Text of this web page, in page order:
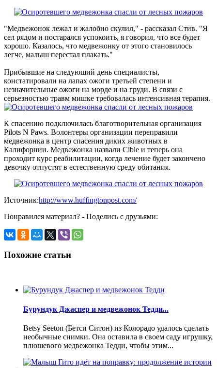
"Медвежонок лежал и жалобно скулил," - рассказал Стив. "Я
сел рядом и постарался успокоить, я говорил, что все будет
хорошо. Казалось, что медвежонку от этого становилось
легче, малыш перестал плакать."
Прибывшие на следующий день специалисты,
констатировали на лапах ожоги третьей степени и
незначительные ожоги на морде и на груди. В связи с
серьезностью травм мишке требовалась интенсивная терапия.
К спасению подключилась благотворительная организация
Pilots N Paws. Волонтеры организации переправили
медвежонка в центр спасения диких животных в
Калифорнии. Медвежонка назвали Cible и теперь она
проходит курс реабилитации, когда лечение будет закончено
девочку отпустят в естественную среду обитания.
Источник:http://www.huffingtonpost.com/
Понравился материал? - Поделись с друзьями:
Похожие статьи
Бурундук Джаспер и медвежонок Тедди...
Betsy Seeton (Бетси Ситон) из Колорадо удалось сделать
необычные снимки. Она оставила в своем саду игрушку,
плюшевого медвежонка Тедди, чтобы этим...